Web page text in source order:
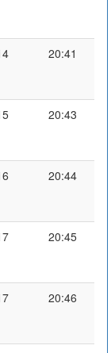
20:41
20:43
20:44
20:45
20:46